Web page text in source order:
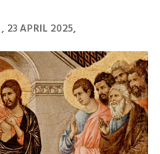
23 APRIL 2025